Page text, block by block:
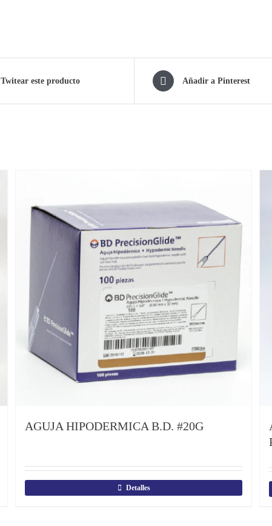
Twitear este producto Añadir a Pinterest
AGUJA HIPODERMICA B.D. #20G
Detalles